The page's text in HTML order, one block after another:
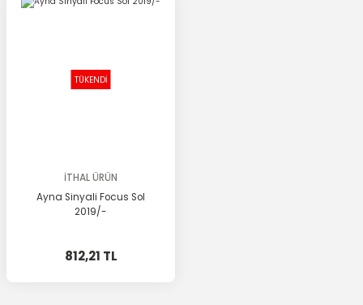
TÜKENDİ
İTHAL ÜRÜN
Ayna Sinyali Focus Sol
2019/-
812,21 TL